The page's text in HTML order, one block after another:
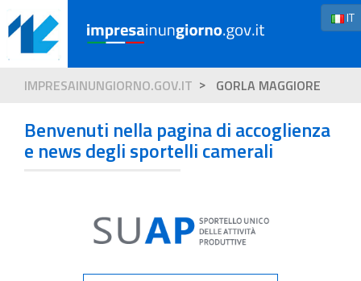
IT
IMPRESAINUNGIORNO.GOV.IT GORLA MAGGIORE
Benvenuti nella pagina di accoglienza
e news degli sportelli camerali